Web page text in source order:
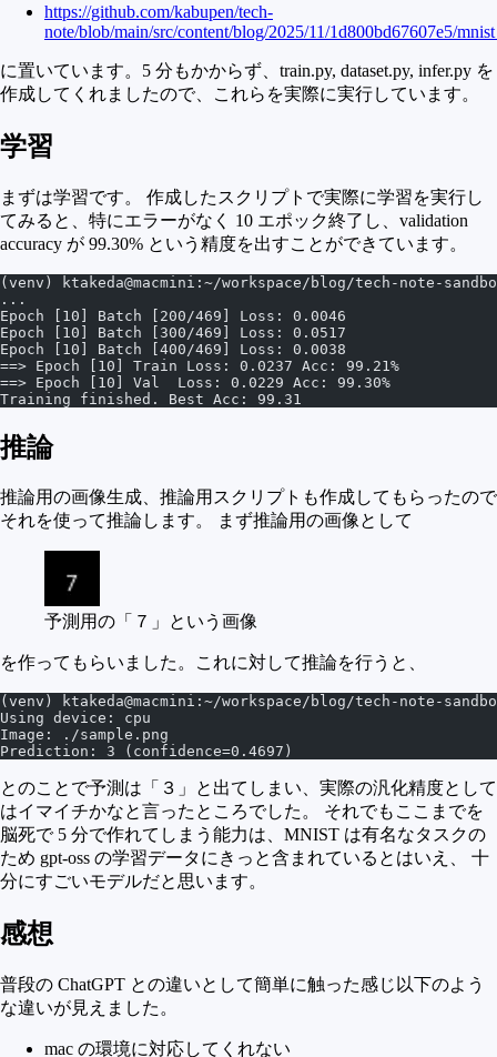
https://github.com/kabupen/tech-
note/blob/main/src/content/blog/2025/11/1d800bd67607e5/
に置いています。5 分もかからず、train.py, dataset.py, infer.py を
作成してくれましたので、これらを実際に実行しています。
学習
まずは学習です。 作成したスクリプトで実際に学習を実行し
てみると、特にエラーがなく 10 エポック終了し、validation
accuracy が 99.30% という精度を出すことができています。
(venv) ktakeda@macmini:~/workspace/blog/tech-note-
...
Epoch [10] Batch [200/469] Loss: 0.0046
Epoch [10] Batch [300/469] Loss: 0.0517
Epoch [10] Batch [400/469] Loss: 0.0038
==> Epoch [10] Train Loss: 0.0237 Acc: 99.21%
==> Epoch [10] Val  Loss: 0.0229 Acc: 99.30%
Training finished. Best Acc: 99.31
推論
推論用の画像生成、推論用スクリプトも作成してもらったので
それを使って推論します。 まず推論用の画像として
予測用の「７」という画像
を作ってもらいました。これに対して推論を行うと、
(venv) ktakeda@macmini:~/workspace/blog/tech-note-
Using device: cpu
Image: ./sample.png
Prediction: 3 (confidence=0.4697)
とのことで予測は「３」と出てしまい、実際の汎化精度として
はイマイチかなと言ったところでした。 それでもここまでを
脳死で 5 分で作れてしまう能力は、MNIST は有名なタスクの
ため gpt-oss の学習データにきっと含まれているとはいえ、 十
分にすごいモデルだと思います。
感想
普段の ChatGPT との違いとして簡単に触った感じ以下のよう
な違いが見えました。
mac の環境に対応してくれない